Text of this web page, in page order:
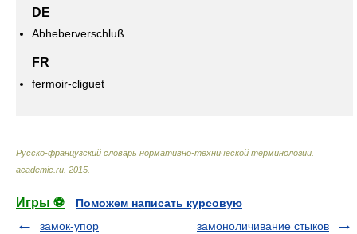
DE
Abheberverschluß
FR
fermoir-cliguet
Русско-французский словарь нормативно-технической терминологии
academic.ru 2015
Игры ⚽
Поможем написать курсовую
замок-упор
замоноличивание cтыков